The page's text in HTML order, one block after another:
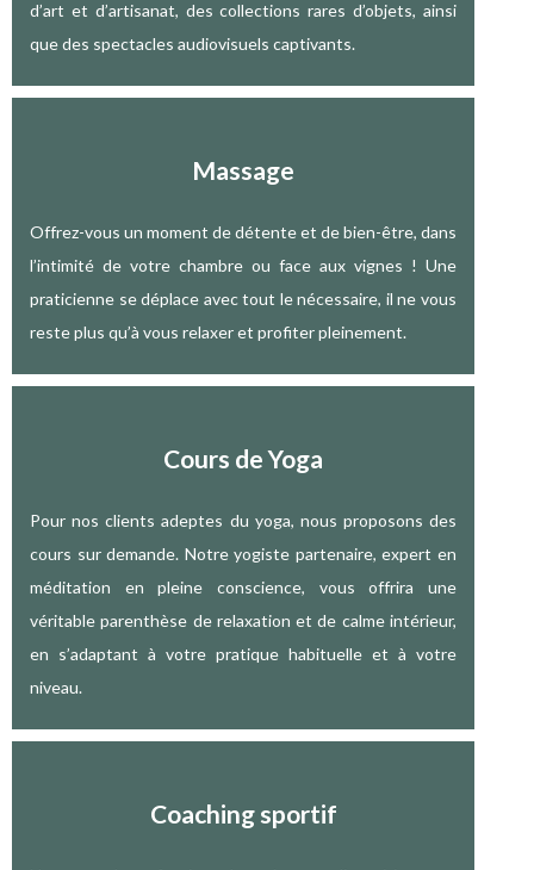
d’art et d’artisanat, des collections rares d’objets, ainsi
que des spectacles audiovisuels captivants.
Massage
Offrez-vous un moment de détente et de bien-être, dans
l’intimité de votre chambre ou face aux vignes ! Une
praticienne se déplace avec tout le nécessaire, il ne vous
reste plus qu’à vous relaxer et profiter pleinement.
Cours de Yoga
Pour nos clients adeptes du yoga, nous proposons des
cours sur demande. Notre yogiste partenaire, expert en
méditation en pleine conscience, vous offrira une
véritable parenthèse de relaxation et de calme intérieur,
en s’adaptant à votre pratique habituelle et à votre
niveau.
Coaching sportif